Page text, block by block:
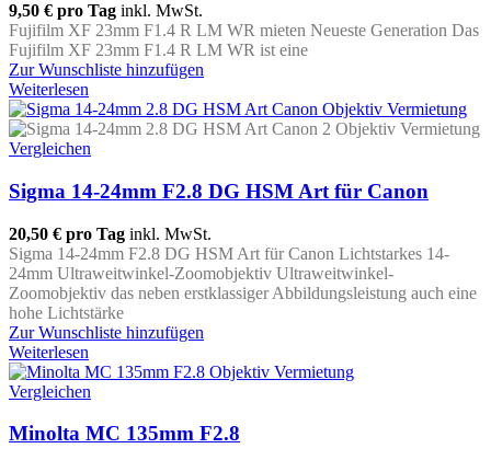
9,50 € pro Tag inkl. MwSt.
Fujifilm XF 23mm F1.4 R LM WR mieten Neueste Generation Das
Fujifilm XF 23mm F1.4 R LM WR ist eine
Zur Wunschliste hinzufügen
Weiterlesen
Vergleichen
Sigma 14-24mm F2.8 DG HSM Art für Canon
20,50 € pro Tag inkl. MwSt.
Sigma 14-24mm F2.8 DG HSM Art für Canon Lichtstarkes 14-
24mm Ultraweitwinkel-Zoomobjektiv Ultraweitwinkel-
Zoomobjektiv das neben erstklassiger Abbildungsleistung auch eine
hohe Lichtstärke
Zur Wunschliste hinzufügen
Weiterlesen
Vergleichen
Minolta MC 135mm F2.8